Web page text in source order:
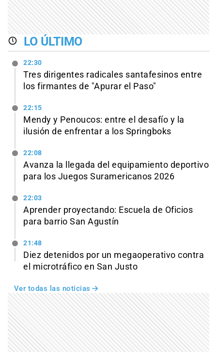
LO ÚLTIMO
22:30
Tres dirigentes radicales santafesinos entre
los firmantes de "Apurar el Paso"
22:15
Mendy y Penoucos: entre el desafío y la
ilusión de enfrentar a los Springboks
22:08
Avanza la llegada del equipamiento deportivo
para los Juegos Suramericanos 2026
22:03
Aprender proyectando: Escuela de Oficios
para barrio San Agustín
21:48
Diez detenidos por un megaoperativo contra
el microtráfico en San Justo
Ver todas las noticias